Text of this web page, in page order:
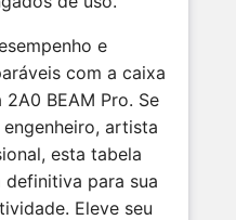
e
com a caixa
BEAM Pro. Se
artista
esta tabela
para sua
Eleve seu